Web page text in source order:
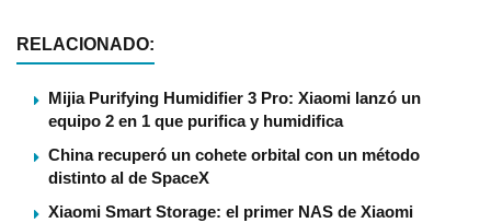
RELACIONADO:
Mijia Purifying Humidifier 3 Pro: Xiaomi lanzó un
equipo 2 en 1 que purifica y humidifica
China recuperó un cohete orbital con un método
distinto al de SpaceX
Xiaomi Smart Storage: el primer NAS de Xiaomi